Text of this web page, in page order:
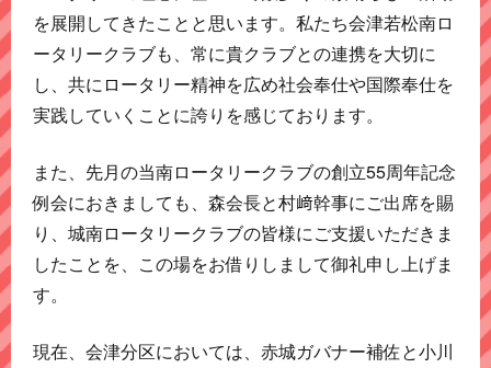
を展開してきたことと思います。私たち会津若松南ロ
ータリークラブも、常に貴クラブとの連携を大切に
し、共にロータリー精神を広め社会奉仕や国際奉仕を
実践していくことに誇りを感じております。
また、先月の当南ロータリークラブの創立55周年記念
例会におきましても、森会長と村﨑幹事にご出席を賜
り、城南ロータリークラブの皆様にご支援いただきま
したことを、この場をお借りしまして御礼申し上げま
す。
現在、会津分区においては、赤城ガバナー補佐と小川